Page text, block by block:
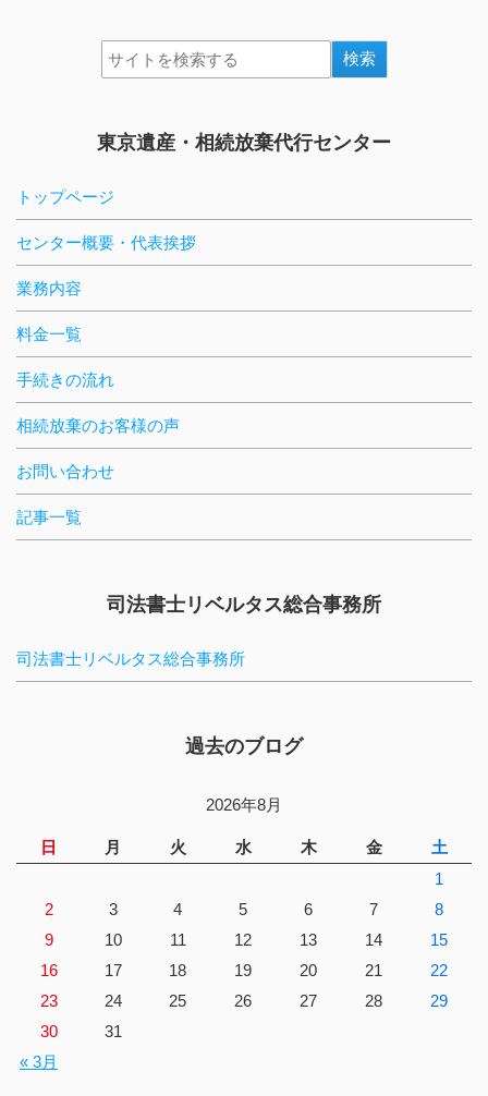
東京遺産・相続放棄代行センター
トップページ
センター概要・代表挨拶
業務内容
料金一覧
手続きの流れ
相続放棄のお客様の声
お問い合わせ
記事一覧
司法書士リベルタス総合事務所
司法書士リベルタス総合事務所
過去のブログ
2026年8月
日 月 火 水 木 金 土
« 3月
1
2
3 4 5 6 7
8
9
10 11 12 13 14
15
16
17 18 19 20 21
22
23
24 25 26 27 28
29
30
31